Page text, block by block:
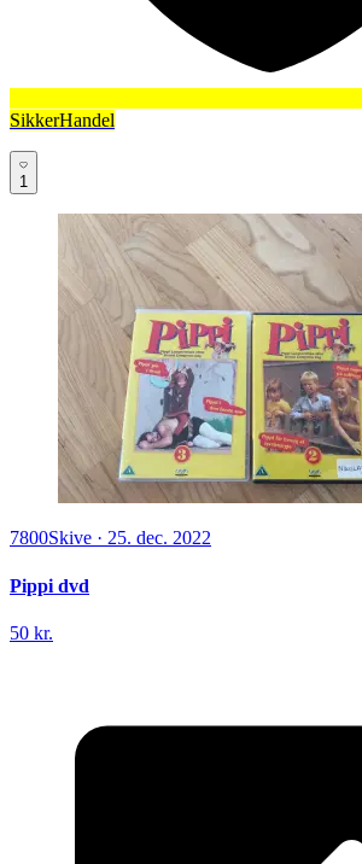
SikkerHandel
1
7800Skive · 25. dec. 2022
Pippi dvd
50 kr.